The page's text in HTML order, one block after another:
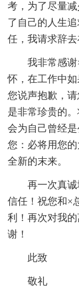
考，为了尽量
了自己的人生
任，我请求辞去
我非常感
怀，在工作中
您说声抱歉，
是非常珍贵的
会为自己曾经
您：必将用您
全新的末来。
再一次真
信任！祝您和×
利！再次对我
谢！
此致
敬礼